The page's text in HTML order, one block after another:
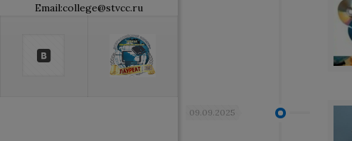
Email:college@stvcc.ru
09.09.2025